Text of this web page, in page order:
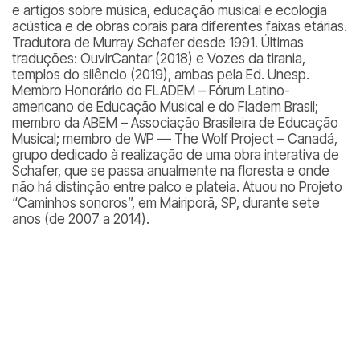
e artigos sobre música, educação musical e ecologia
acústica e de obras corais para diferentes faixas etárias.
Tradutora de Murray Schafer desde 1991. Últimas
traduções: OuvirCantar (2018) e Vozes da tirania,
templos do silêncio (2019), ambas pela Ed. Unesp.
Membro Honorário do FLADEM – Fórum Latino-
americano de Educação Musical e do Fladem Brasil;
membro da ABEM – Associação Brasileira de Educação
Musical; membro de WP — The Wolf Project – Canadá,
grupo dedicado à realização de uma obra interativa de
Schafer, que se passa anualmente na floresta e onde
não há distinção entre palco e plateia. Atuou no Projeto
“Caminhos sonoros”, em Mairiporã, SP, durante sete
anos (de 2007 a 2014).